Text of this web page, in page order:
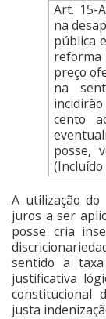
Art. 15-
na
pública
preço
na
cento
posse,
(Incluído
A utilização
juros a ser
posse cria
sentido a
justificativa
constitucional
justa